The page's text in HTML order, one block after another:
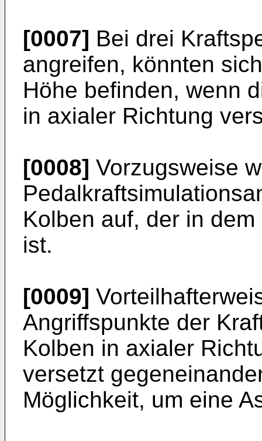
[0007] Bei drei
angreifen, könnten
Höhe befinden, wenn
in axialer Richtung
[0008] Vorzugsweise
Kolben auf, der in
ist.
[0009]
Angriffspunkte der
Kolben in axialer
versetzt
Möglichkeit, um eine